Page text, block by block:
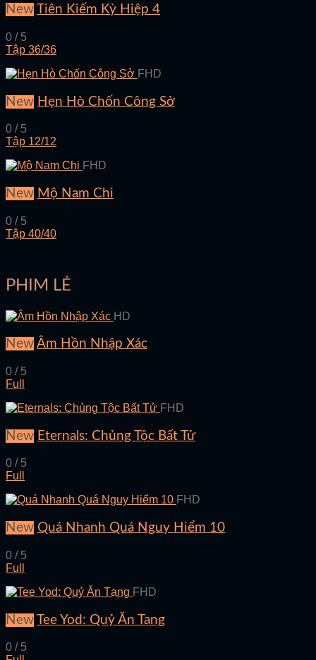
New Tiên Kiếm Kỳ Hiệp 4
0 / 5
Tập 36/36
FHD
New Hẹn Hò Chốn Công Sở
0 / 5
Tập 12/12
FHD
New Mộ Nam Chi
0 / 5
Tập 40/40
PHIM LẺ
HD
New Âm Hồn Nhập Xác
0 / 5
Full
FHD
New Eternals: Chủng Tộc Bất Tử
0 / 5
Full
FHD
New Quá Nhanh Quá Nguy Hiểm 10
0 / 5
Full
FHD
New Tee Yod: Quỷ Ăn Tạng
0 / 5